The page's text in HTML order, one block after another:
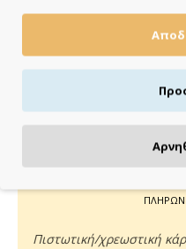
Άμεση αποστολή της
Πιστωτική/χρεωστική